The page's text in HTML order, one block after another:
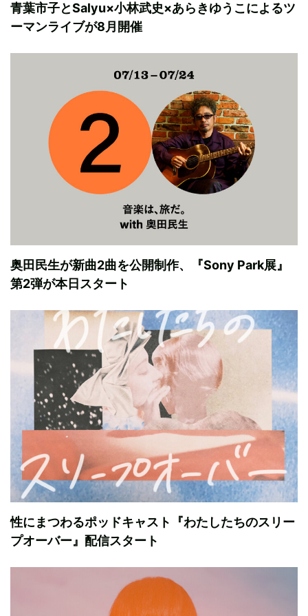
青葉市子とSalyu×小林武史×あらきゆうこによるツ
ーマンライブが8月開催
奥田民生が新曲2曲を公開制作、『Sony Park展』
第2弾が本日スタート
性にまつわるポッドキャスト『わたしたちのスリー
プオーバー』配信スタート